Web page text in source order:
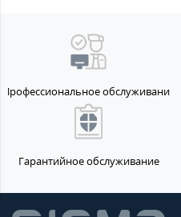
Профессиональное обслуживание
Гарантийное обслуживание